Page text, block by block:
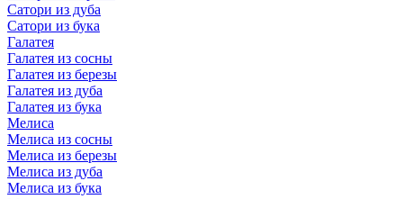
Сатори из дуба
Сатори из бука
Галатея
Галатея из сосны
Галатея из березы
Галатея из дуба
Галатея из бука
Мелиса
Мелиса из сосны
Мелиса из березы
Мелиса из дуба
Мелиса из бука